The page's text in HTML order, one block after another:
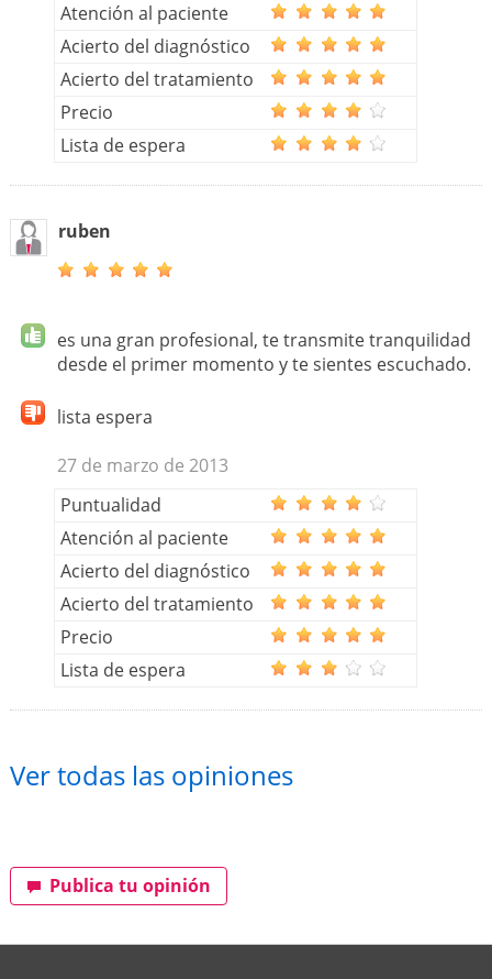
Atención al paciente
Acierto del diagnóstico
Acierto del tratamiento
Precio
Lista de espera
ruben
es una gran profesional, te transmite tranquilidad
desde el primer momento y te sientes escuchado.
lista espera
27 de marzo de 2013
Puntualidad
Atención al paciente
Acierto del diagnóstico
Acierto del tratamiento
Precio
Lista de espera
Ver todas las opiniones
Publica tu opinión